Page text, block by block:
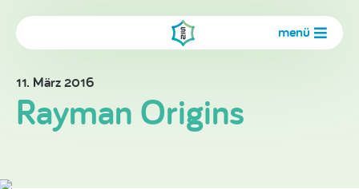
menü
11. März 2016
Rayman Origins